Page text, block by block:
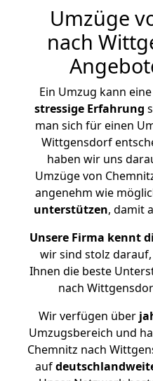
Umzüge
nach
Ein Umzug kann
stressige Erfahrung
man sich für einen
Wittgensdorf
haben wir uns
Umzüge von
angenehm wie
unterstützen, damit
Unsere Firma kennt
wir sind stolz
Ihnen die beste
nach
Wir verfügen über
Umzugsbereich und
Chemnitz nach
auf